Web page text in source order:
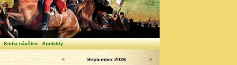
Kniha návštev Kontakty
< September 2026 >